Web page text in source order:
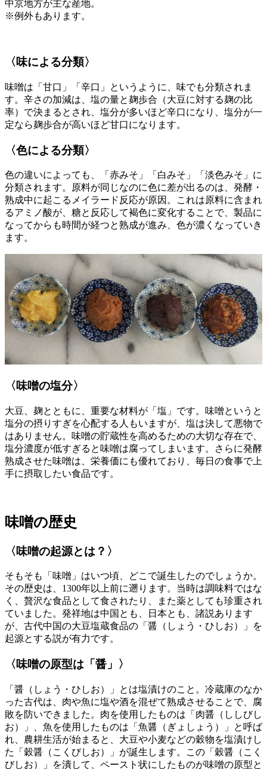
中京地方が主な産地。
※例外もあります。
〈味による分類〉
味噌は「甘口」「辛口」というように、味でも分類されま
す。辛さの加減は、塩の量と麹歩合（大豆に対する麹の比
率）で決まるとされ、塩分が多いほど辛口になり、塩分が一
定なら麹歩合が高いほど甘口になります。
〈色による分類〉
色の違いによっても、「赤みそ」「白みそ」「淡色みそ」に
分類されます。原料が同じなのに色に差が出るのは、発酵・
熟成中に起こるメイラード反応が原因。これは原料に含まれ
るアミノ酸が、糖と反応して褐色に変化することで、製品に
なってからも時間が経つと熟成が進み、色が濃くなっていき
ます。
〈味噌の塩分〉
大豆、麹とともに、重要な材料が「塩」です。味噌というと
塩分の摂りすぎを心配する人もいますが、塩は決して悪物で
はありません。味噌の貯蔵性を高めるための大切な存在で、
塩分濃度が低すぎると味噌は腐ってしまいます。さらに発酵
熟成させた味噌は、栄養価にも優れており、毎日の食事で上
手に摂取したい食品です。
味噌の歴史
〈味噌の起源とは？〉
そもそも「味噌」はいつ頃、どこで誕生したのでしょうか。
その歴史は、1300年以上前に遡ります。当時は調味料ではな
く、贅沢な食品として食されたり、また薬としても珍重され
ていました。発祥地は中国とも、日本とも、諸説あります
が、古代中国の大豆塩蔵食品の「醤（しょう・ひしお）」を
起源とする説が有力です。
〈味噌の原型は「醤」〉
「醤（しょう・ひしお）」とは塩漬けのこと。冷蔵庫のなか
った古代は、肉や魚に塩や酒を混ぜて熟成させることで、腐
敗を防いできました。肉を使用したものは「肉醤（ししびし
お）」、魚を使用したものは「魚醤（ぎょしょう）」と呼ば
れ、農耕生活が始まると、大豆や小麦などの穀物を塩漬けし
た「穀醤（こくびしお）」が誕生します。この「穀醤（こく
びしお）」を潰して、ペースト状にしたものが味噌の原型と